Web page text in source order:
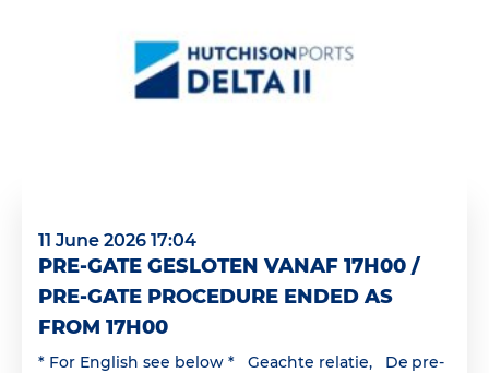
11 June 2026 17:04
PRE-GATE GESLOTEN VANAF 17H00 /
PRE-GATE PROCEDURE ENDED AS
FROM 17H00
* For English see below * Geachte relatie, De pre-